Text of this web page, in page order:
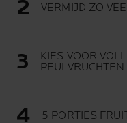
VERMIJD ZO
KIES VOOR
PEULVRUCHTEN
5 PORTIES